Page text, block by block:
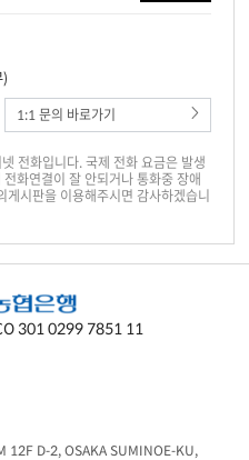
1:1 문의 바로가기
전화입니다. 국제 전화 요금은 발생
화연결이 잘 안되거나 통화중 장애
시판을 이용해주시면 감사하겠습니
301 0299 7851 11
12F D-2, OSAKA SUMINOE-KU,